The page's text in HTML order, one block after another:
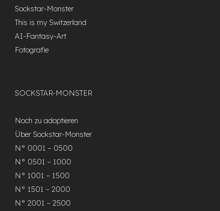
Sockstar-Monster
This is my Switzerland
AI-Fantasy-Art
Fotografie
SOCKSTAR-MONSTER
Noch zu adoptieren
Über Sockstar-Monster
N° 0001 – 0500
N° 0501 – 1000
N° 1001 – 1500
N° 1501 – 2000
N° 2001 – 2500